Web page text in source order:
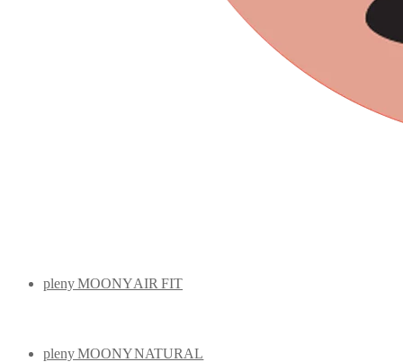
Menu
pleny MOONY AIR FIT
pleny MOONY NATURAL